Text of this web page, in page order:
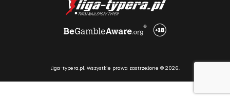
Liga-typera.pl. Wszystkie prawa zastrzeżone © 2026.